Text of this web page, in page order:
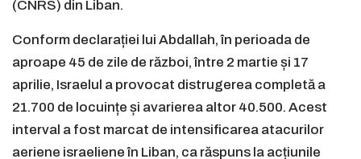
(CNRS) din Liban.
Conform declarației lui Abdallah, în perioada de
aproape 45 de zile de război, între 2 martie și 17
aprilie, Israelul a provocat distrugerea completă a
21.700 de locuințe și avarierea altor 40.500. Acest
interval a fost marcat de intensificarea atacurilor
aeriene israeliene în Liban, ca răspuns la acțiunile